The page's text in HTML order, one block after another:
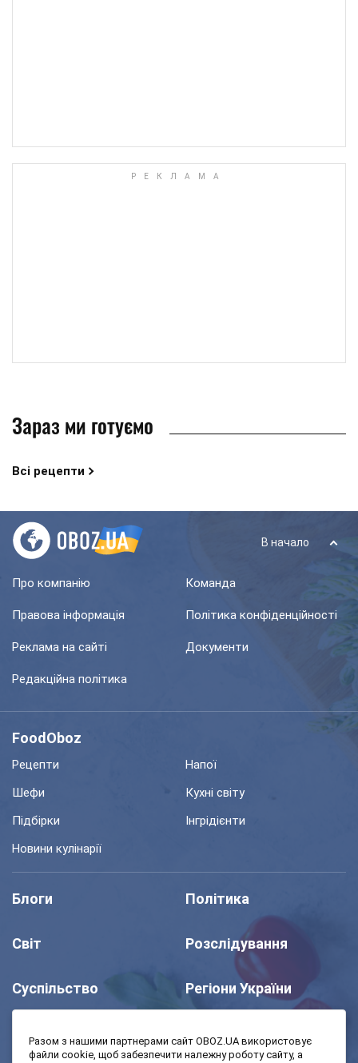
Зараз ми готуємо
Всі рецепти
В начало
Про компанію Команда
Правова інформація Політика конфіденційності
Реклама на сайті Документи
Редакційна політика
FoodOboz
Рецепти
Напої
Шефи
Кухні світу
Підбірки
Інгрідієнти
Новини кулінарії
Блоги Політика
Світ Розслідування
Суспільство Регіони України
Разом з нашими партнерами сайт OBOZ.UA використовує
файли cookie, щоб забезпечити належну роботу сайту, а